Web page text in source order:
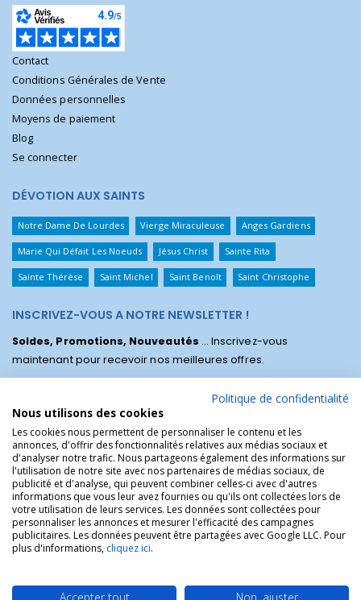
Contact
Conditions Générales de Vente
Données personnelles
Moyens de paiement
Blog
Se connecter
DÉVOTION AUX SAINTS
Notre Dame De Lourdes Vierge Miraculeuse Anges Gardiens
Marie Qui Défait Les Noeuds Jésus Christ Sainte Rita
Sainte Thérèse Saint Michel Saint Benoît Saint Christophe
INSCRIVEZ-VOUS A NOTRE NEWSLETTER !
Soldes, Promotions, Nouveautés ... Inscrivez-vous
maintenant pour recevoir nos meilleures offres.
La Boutique des Chrétiens © | La boutique religieuse chrétienne de
référence !.
Politique de confidentialité
Nous utilisons des cookies
Les cookies nous permettent de personnaliser le contenu et les
annonces, d'offrir des fonctionnalités relatives aux médias sociaux et
d'analyser notre trafic. Nous partageons également des informations sur
l'utilisation de notre site avec nos partenaires de médias sociaux, de
publicité et d'analyse, qui peuvent combiner celles-ci avec d'autres
informations que vous leur avez fournies ou qu'ils ont collectées lors de
votre utilisation de leurs services. Les données sont collectées pour
personnaliser les annonces et mesurer l'efficacité des campagnes
publicitaires. Les données peuvent être partagées avec Google LLC. Pour
plus d'informations, cliquez ici.